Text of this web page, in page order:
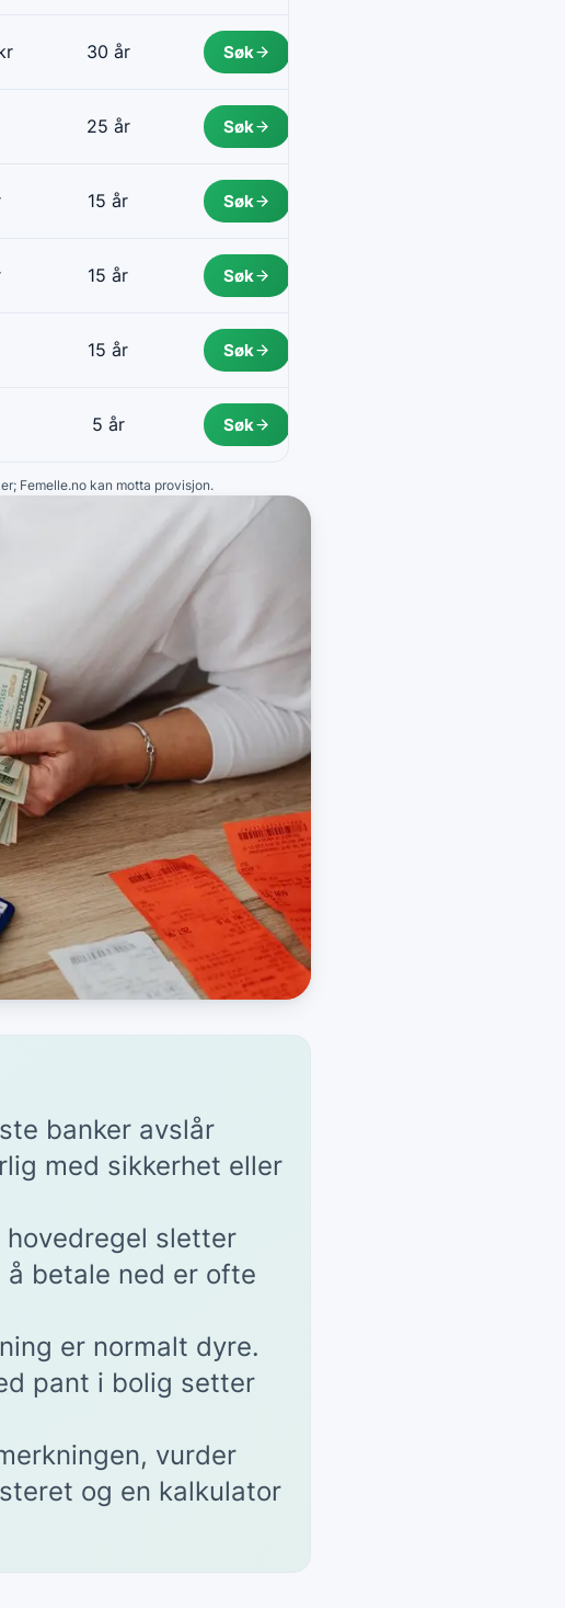
30 år Søk
25 år Søk
15 år Søk
15 år Søk
15 år Søk
5 år Søk
Femelle.no kan motta provisjon.
banker avslår
med sikkerhet eller
sletter
betale ned er ofte
er normalt dyre.
pant i bolig setter
vurder
og en kalkulator